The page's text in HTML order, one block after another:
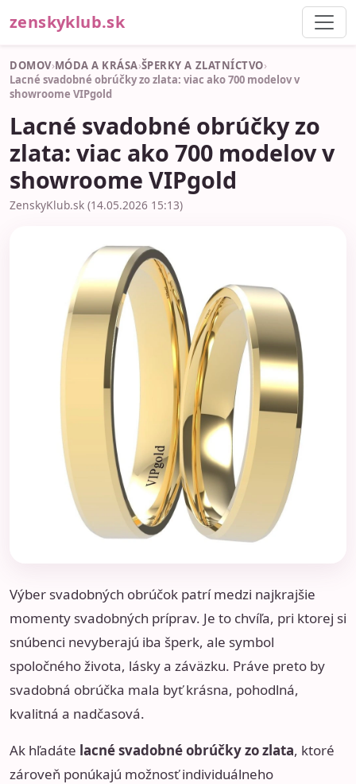
zenskyklub.sk
DOMOV›MÓDA A KRÁSA›ŠPERKY A ZLATNÍCTVO›
Lacné svadobné obrúčky zo zlata: viac ako 700 modelov v
showroome VIPgold
Lacné svadobné obrúčky zo
zlata: viac ako 700 modelov v
showroome VIPgold
ZenskyKlub.sk (14.05.2026 15:13)
Výber svadobných obrúčok patrí medzi najkrajšie
momenty svadobných príprav. Je to chvíľa, pri ktorej si
snúbenci nevyberajú iba šperk, ale symbol
spoločného života, lásky a záväzku. Práve preto by
svadobná obrúčka mala byť krásna, pohodlná,
kvalitná a nadčasová.
Ak hľadáte lacné svadobné obrúčky zo zlata, ktoré
zároveň ponúkajú možnosť individuálneho